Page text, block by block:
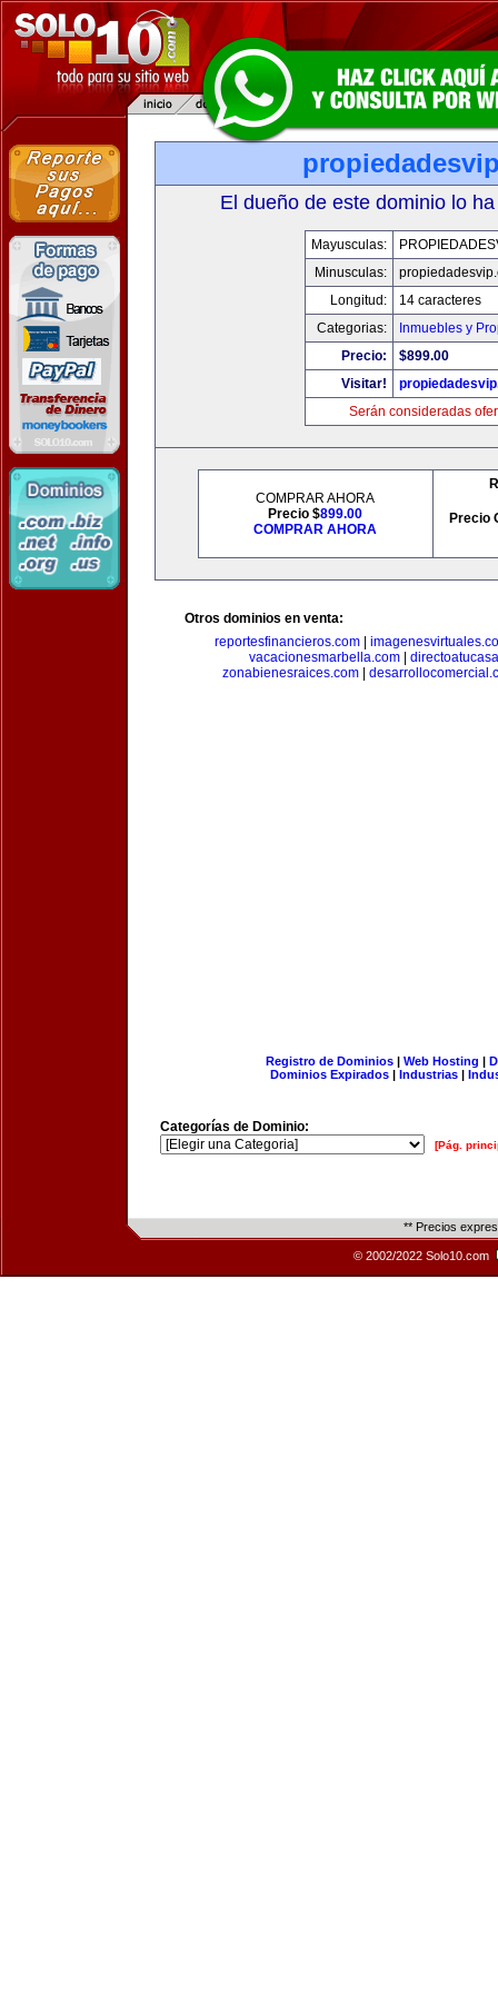
El dueño de este dominio lo
Mayusculas:
Minusculas:
Longitud:
14 caracteres
Categorias:
Inmuebles y
Precio:
$899.00
Visitar!
Serán consideradas
COMPRAR AHORA
Precio $899.00
COMPRAR AHORA
Precio
Otros dominios en venta:
reportesfinancieros.com
vacacionesmarbella.com
zonabienesraices.com
Registro de Dominios| Web Hosting |
Dominios Expirados | Industrias |
Categorías de Dominio:
[Pág.
** Precios
© 2002/2022 Solo10.com